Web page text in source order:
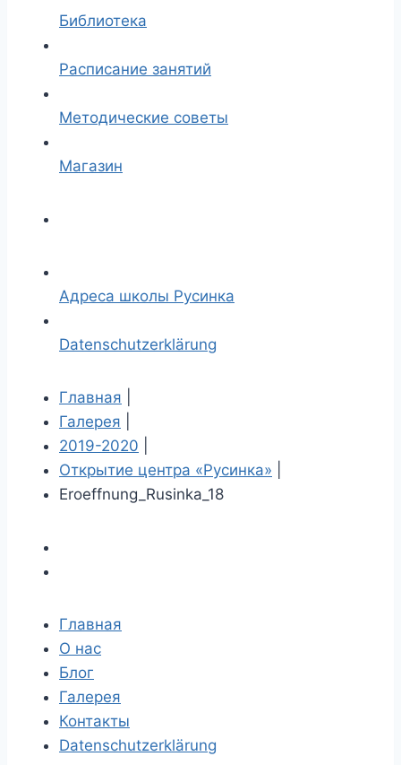
Библиотека
Расписание занятий
Методические советы
Магазин
Адреса школы Русинка
Datenschutzerklärung
Главная
Галерея
2019-2020
Открытие центра «Русинка»
Eroeffnung_Rusinka_18
Главная
О нас
Блог
Галерея
Контакты
Datenschutzerklärung